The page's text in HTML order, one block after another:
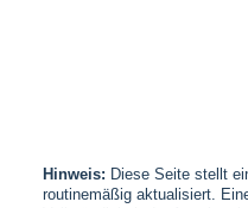
Hinweis: Diese Seite stellt
routinemäßig aktualisiert.